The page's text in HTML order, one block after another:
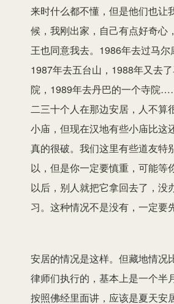
来时什么都不懂，但是他们也让
候，我刚出家，自己有点好奇心
王也同意我去。1986年去过马尔
1987年去五台山，1988年又去
院，1989年去丹巴的一个寺院
二三十个人在那边安居，人不算
小庙，但现在汉地有些小庙比这
真的很破。我们这里有些道友特
以，但是你一定要慎重，可能等
以后，别人就把它拿回去了，没
习。这种情况不是没有，一定要
安居的情况是这样。但藏地情况
律师们执行的，基本上是一个半
按照佛经里面讲，应该是夏天安